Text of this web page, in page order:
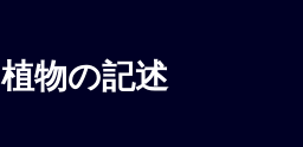
植物の記述